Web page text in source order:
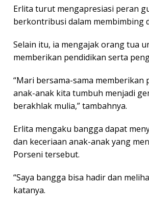
Erlita turut mengapresiasi peran
berkontribusi dalam membimbing
Selain itu, ia mengajak orang tua
memberikan pendidikan serta
“Mari bersama-sama
anak-anak kita tumbuh menjadi
berakhlak mulia,” tambahnya.
Erlita mengaku bangga dapat
dan keceriaan anak-anak yang
Porseni tersebut.
“Saya bangga bisa hadir dan
katanya.